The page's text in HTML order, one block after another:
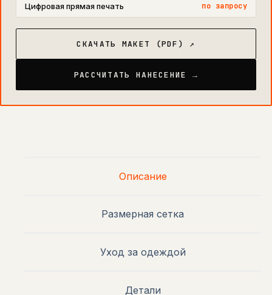
Цифровая прямая печать по запросу
СКАЧАТЬ МАКЕТ (PDF) ↗
РАССЧИТАТЬ НАНЕСЕНИЕ →
Описание
Размерная сетка
Уход за одеждой
Детали